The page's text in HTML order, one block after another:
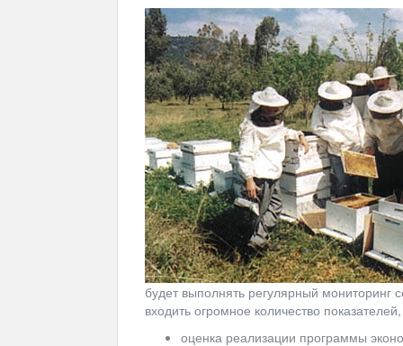
будет выполнять регулярный мониторинг
входить огромное количество
оценка реализации программы